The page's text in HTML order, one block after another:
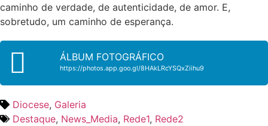
caminho de verdade, de autenticidade, de amor. E,
sobretudo, um caminho de esperança.
ÁLBUM FOTOGRÁFICO
https://photos.app.goo.gl/8HAkLRcYSQxZiihu9
Diocese, Galeria
Destaque, News_Media, Rede1, Rede2